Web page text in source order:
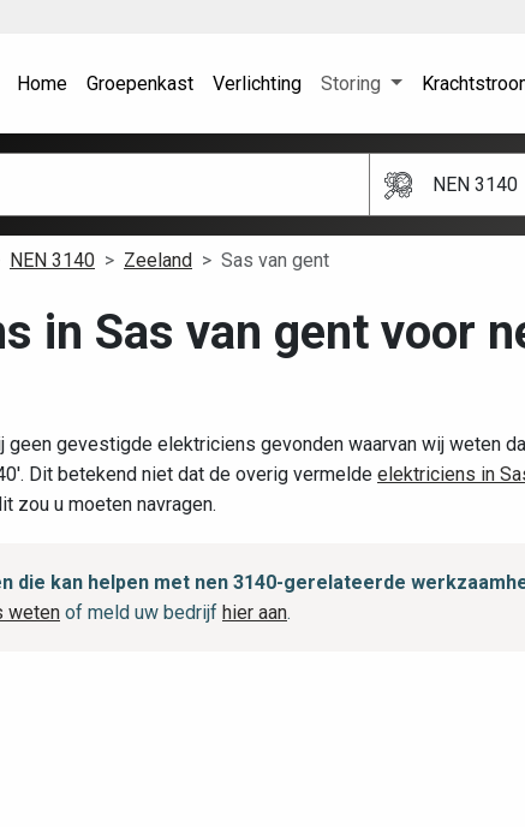
Home Groepenkast Verlichting Storing
NEN 3140
NEN 3140 Zeeland Sas van gent
in Sas van gent voor
geen gevestigde elektriciens gevonden waarvan wij weten
Dit betekend niet dat de overig vermelde elektriciens in
zou u moeten navragen.
die kan helpen met nen 3140-gerelateerde
weten of meld uw bedrijf hier aan.